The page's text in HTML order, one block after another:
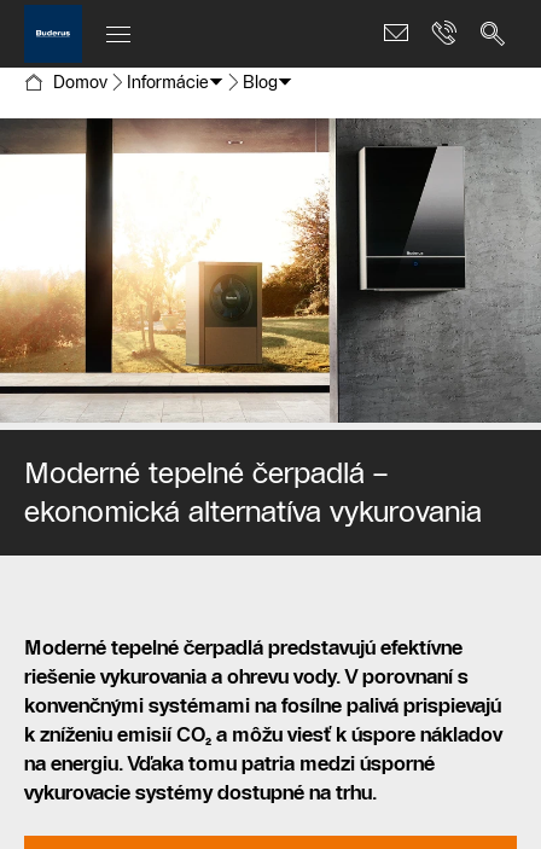
Domov Informácie Blog
Moderné tepelné čerpadlá –
ekonomická alternatíva vykurovania
Moderné tepelné čerpadlá predstavujú efektívne
riešenie vykurovania a ohrevu vody. V porovnaní s
konvenčnými systémami na fosílne palivá prispievajú
k zníženiu emisií CO₂ a môžu viesť k úspore nákladov
na energiu. Vďaka tomu patria medzi úsporné
vykurovacie systémy dostupné na trhu.